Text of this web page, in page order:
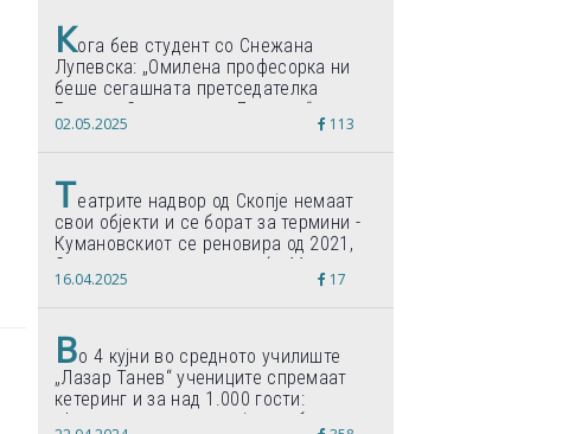
Кога бев студент со Снежана
Лупевска: „Омилена професорка ни
беше сегашната претседателка
Гордана Сиљановска-Давкова“
02.05.2025 113
Театрите надвор од Скопје немаат
свои објекти и се борат за термини -
Кумановскиот се реновира од 2021,
Струмичкиот се гради веќе 11 години
16.04.2025 17
Во 4 кујни во средното училиште
„Лазар Танев“ учениците спремаат
кетеринг и за над 1.000 гости:
„Формиравме компанија и работиме